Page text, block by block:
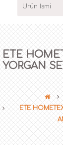
ETE
YORGAN
ETE